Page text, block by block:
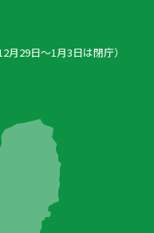
29日〜1月3日は閉庁）